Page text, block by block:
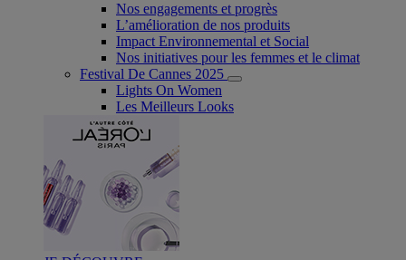
Nos engagements et progrès
L’amélioration de nos produits
Impact Environnemental et Social
Nos initiatives pour les femmes et le climat
Festival De Cannes 2025
Lights On Women
Les Meilleurs Looks